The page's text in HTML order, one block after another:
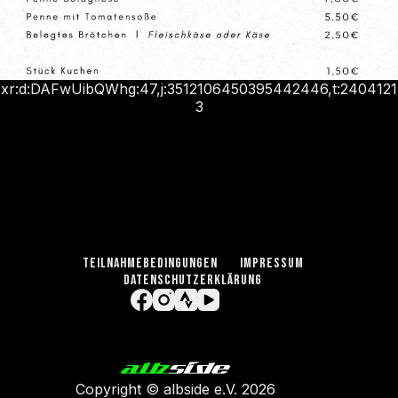
xr:d:DAFwUibQWhg:47,j:3512106450395442446,t:2404121
3
TEILNAHMEBEDINGUNGEN
IMPRESSUM
DATENSCHUTZERKLÄRUNG
Copyright © albside e.V. 2026